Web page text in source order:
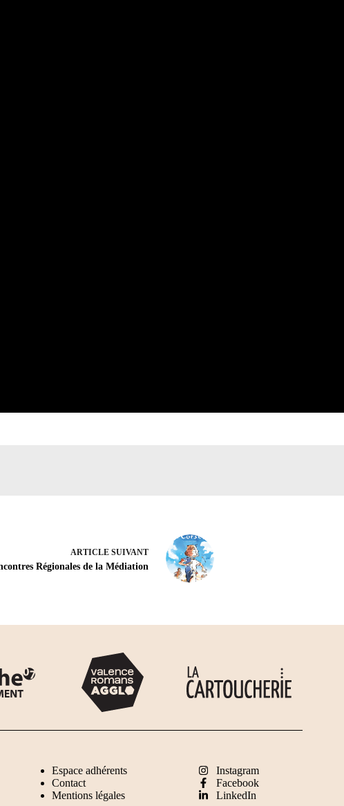
ARTICLESUIVANT
Régionales de la Médiation
Espace adhérents
Contact
Mentions légales
Instagram
Facebook
LinkedIn